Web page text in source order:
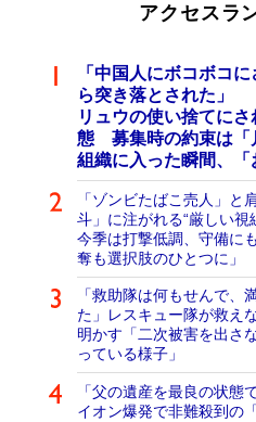
アクセスラ
「中国人にボコボコ
ら突き落とされた」
リュウの使い捨てに
態 募集時の約束は「
組織に入った瞬間、「
「ゾンビたばこ売人」と
斗」に注がれる“厳しい
今季は打撃低調、守備に
奪も選択肢のひとつに」
「救助隊は何もせんで、
た」レスキュー隊が救
明かす「二次被害を出さ
っている様子」
「父の遺産を最良の状
イオン爆発で非難殺到の